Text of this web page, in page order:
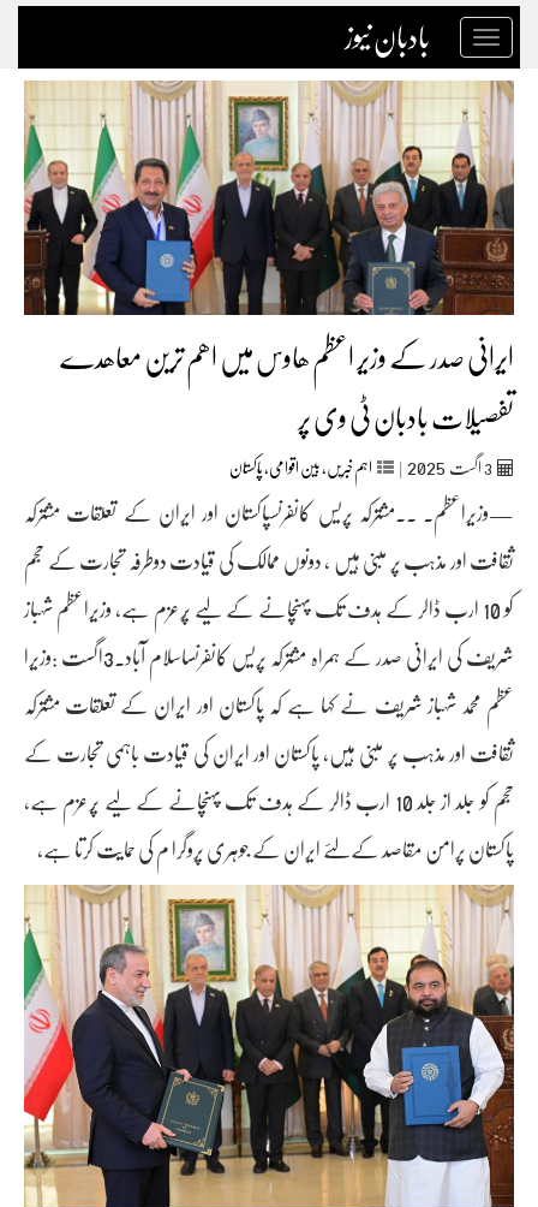
Toggle
navigationبادبان نیوز
ایرانی صدر کے وزیر اعظم ھاوس میں اھم ترین معاھدے
تفصیلات بادبان ٹی وی پر
3اگست‬‮ | اہم خبریں,بین اقوامی,پاکستان
—وزیراعظم۔ ۔۔مشترکہ پریس کانفرنسپاکستان اور ایران کے تعلقات مشترکہ
ثقافت اور مذہب پر مبنی ہیں ، دونوں ممالک کی قیادت دوطرفہ تجارت کے حجم
کو 10 ارب ڈالر کے ہدف تک پہنچانے کے لیے پُرعزم ہے، وزیراعظم شہباز
شریف کی ایرانی صدر کے ہمراہ مشترکہ پریس کانفرنساسلام آباد۔3اگست :وزیرا
عظم محمد شہباز شریف نے کہا ہے کہ پاکستان اور ایران کے تعلقات مشترکہ
ثقافت اور مذہب پر مبنی ہیں، پاکستان اور ایران کی قیادت باہمی تجارت کے
حجم کو جلد از جلد 10 ارب ڈالر کے ہدف تک پہنچانے کے لیے پُرعزم ہے،
پاکستان پرامن مقاصد کےلئے ایران کے جوہری پروگرا م کی حمایت کرتا ہے،